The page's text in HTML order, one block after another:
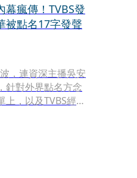
幕瘋傳！TVBS發
點名17字發聲
，連資深主播吳安
針對外界點名方念
，以及TVBS經營